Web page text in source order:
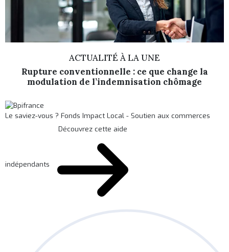
ACTUALITÉ À LA UNE
Rupture conventionnelle : ce que change la
modulation de l’indemnisation chômage
Le saviez-vous ?Fonds Impact Local - Soutien aux commerces
indépendants
Découvrez cette aide